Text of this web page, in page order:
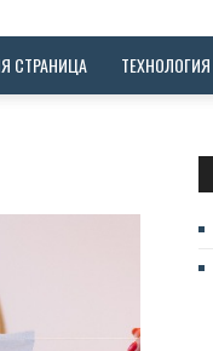
СТРАНИЦА ТЕХНОЛОГИЯ